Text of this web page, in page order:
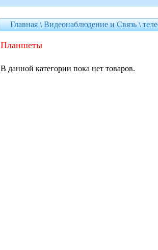
Главная \Видеонаблюдение и Связь \
планшеты
В данной категории пока нет товаров.